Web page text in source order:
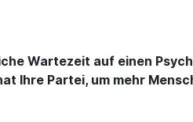
Wartezeit auf einen
Ihre Partei, um mehr